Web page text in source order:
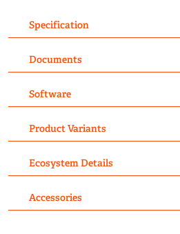
Specification
Documents
Software
Product Variants
Ecosystem Details
Accessories